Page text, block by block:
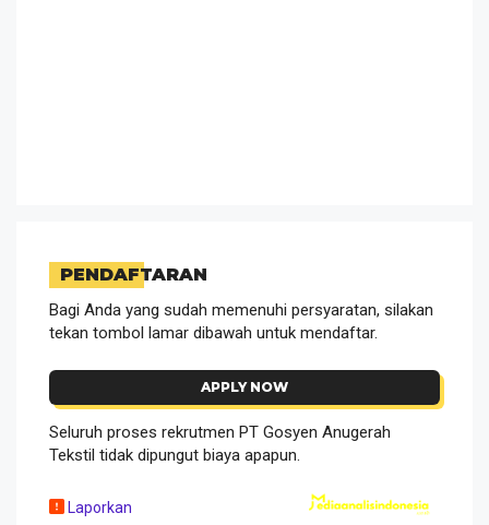
PENDAFTARAN
Bagi Anda yang sudah memenuhi persyaratan, silakan
tekan tombol lamar dibawah untuk mendaftar.
APPLY NOW
Seluruh proses rekrutmen PT Gosyen Anugerah
Tekstil tidak dipungut biaya apapun.
Laporkan